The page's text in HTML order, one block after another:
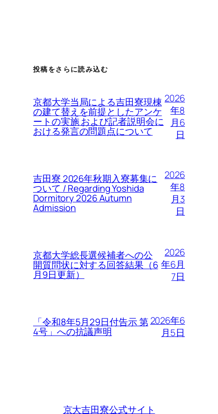
投稿をさらに読み込む
京都大学当局による吉田寮現棟
の建て替えを前提としたアンケ
ートの実施 および記者説明会に
おける発言の問題点について
2026
年8
月6
日
吉田寮 2026年秋期入寮募集に
ついて / Regarding Yoshida
Dormitory 2026 Autumn
Admission
2026
年8
月3
日
京都大学総長選候補者への公
開質問状に対する回答結果（6
月9日更新）
2026
年6月
7日
「令和8年5月29日付告示 第
4号」への抗議声明
2026年6
月5日
京大吉田寮公式サイト